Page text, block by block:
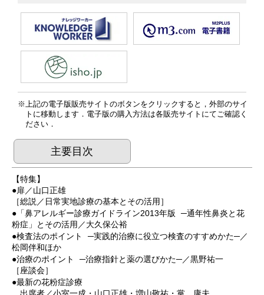
上記の電子版販売サイトのボタンをクリックすると，外部のサイ
トに移動します．電子版の購入方法は各販売サイトにてご確認く
ださい．
主要目次
【特集】
●扉／山口正雄
［総説／日常実地診療の基本とその活用］
●「鼻アレルギー診療ガイドライン2013年版 ─通年性鼻炎と花
粉症」とその活用／大久保公裕
●検査法のポイント ─実践的治療に役立つ検査のすすめかた─／
松岡伴和ほか
●治療のポイント ─治療指針と薬の選びかた─／黒野祐一
［座談会］
●最新の花粉症診療